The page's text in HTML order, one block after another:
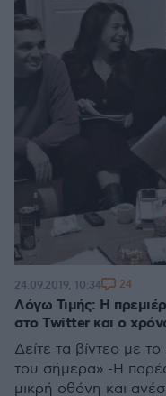
Λόγω Τιμής: Η
στο Twitter και ο
Δείτε τα βίντεο με
του σήμερα» -Η
μικρή οθόνη και
24.09.2019, 10:34 24